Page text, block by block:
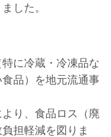
した。
に冷蔵・冷凍品な
品）を地元流通事
り、食品ロス（廃
担軽減を図りま